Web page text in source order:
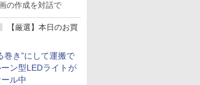
の作成を対話で
【厳選】本日のお買
巻き”にして運搬で
ン型LEDライトが
ル中